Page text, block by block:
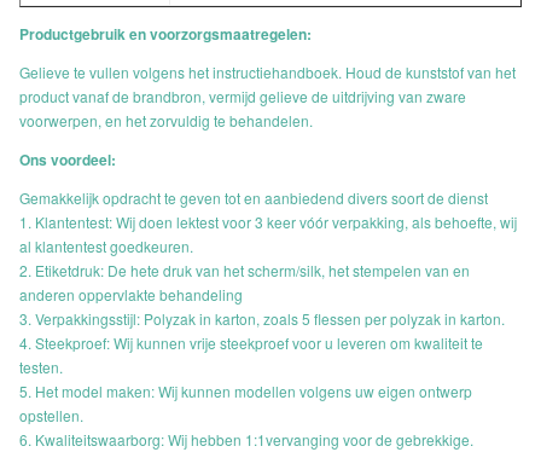
Productgebruik en voorzorgsmaatregelen:
Gelieve te vullen volgens het instructiehandboek. Houd de kunststof van het
product vanaf de brandbron, vermijd gelieve de uitdrijving van zware
voorwerpen, en het zorvuldig te behandelen.
Ons voordeel:
Gemakkelijk opdracht te geven tot en aanbiedend divers soort de dienst
1. Klantentest: Wij doen lektest voor 3 keer vóór verpakking, als behoefte, wij
al klantentest goedkeuren.
2. Etiketdruk: De hete druk van het scherm/silk, het stempelen van en
anderen oppervlakte behandeling
3. Verpakkingsstijl: Polyzak in karton, zoals 5 flessen per polyzak in karton.
4. Steekproef: Wij kunnen vrije steekproef voor u leveren om kwaliteit te
testen.
5. Het model maken: Wij kunnen modellen volgens uw eigen ontwerp
opstellen.
6. Kwaliteitswaarborg: Wij hebben 1:1vervanging voor de gebrekkige.